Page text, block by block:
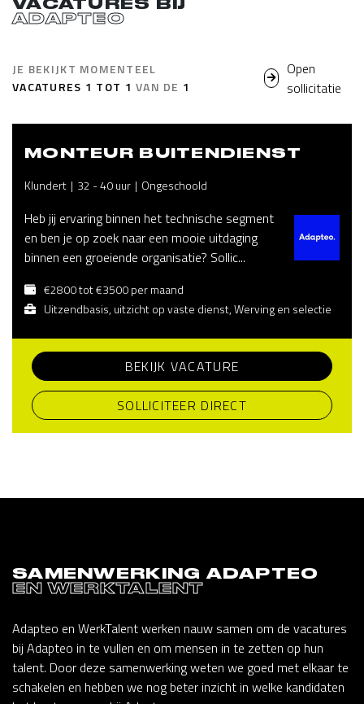
VACATURES BIJ
ADAPTEO
JE BEKIJKT MOMENTEEL
VACATURES 1 TOT 1 VAN DE 1
Open
sollicitatie
MONTEUR BUITENDIENST
Klundert 32 - 40 uur Ongeschoold
Heb jij ervaring binnen het technische segment
en ben je op zoek naar een mooie uitdaging
binnen een groeiende organisatie? Sollic...
€2800 tot €3500 per maand
Uitzendbasis, uitzicht op vaste dienst, Werving en selectie
BEKIJK VACATURE
SOLLICITEER DIRECT
SAMENWERKING ADAPTEO
EN WERKTALENT
Adapteo en WerkTalent werken nauw samen om de vacatures
bij Adapteo in te vullen en om mensen in te zetten op hun
talent. Door deze samenwerking weten we goed met elkaar te
schakelen en hebben we nog beter inzicht in welke kandidaten